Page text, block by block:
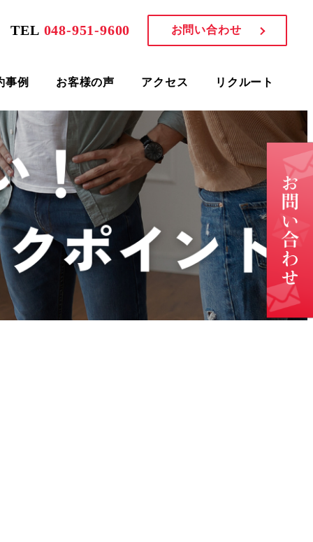
TEL 048-951-9600 お問い合わせ
事例 お客様の声 アクセス リクルート